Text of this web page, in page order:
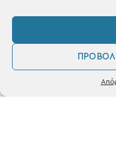
Σταθά
Δευ / Τετ